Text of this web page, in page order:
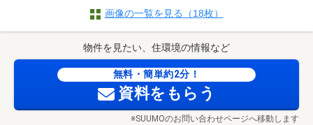
画像の一覧を見る（18枚）
物件を見たい、住環境の情報など
無料・簡単約2分！
資料をもらう
※SUUMOのお問い合わせページへ移動します